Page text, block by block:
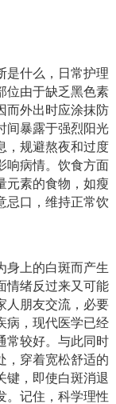
是什么，日常护理
位由于缺乏黑色素
而外出时应涂抹防
间暴露于强烈阳光
，规避熬夜和过度
响病情。饮食方面
元素的食物，如瘦
忌口，维持正常饮
身上的白斑而产生
情绪反过来又可能
人朋友交流，必要
病，现代医学已经
常较好。与此同时
，穿着宽松舒适的
键，即使白斑消退
。记住，科学理性